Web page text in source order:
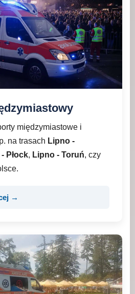
międzymiastowe i
na trasach Lipno -
Płock, Lipno - Toruń, czy
→